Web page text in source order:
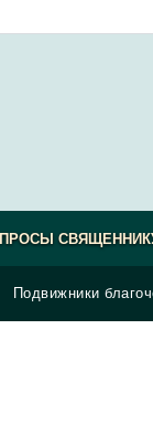
Подвижники